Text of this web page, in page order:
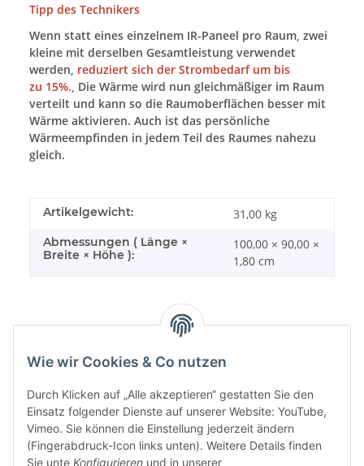
Tipp des Technikers
Wenn statt eines einzelnem IR-Paneel pro Raum, zwei
kleine mit derselben Gesamtleistung verwendet
werden, reduziert sich der Strombedarf um bis
zu 15%., Die Wärme wird nun gleichmäßiger im Raum
verteilt und kann so die Raumoberflächen besser mit
Wärme aktivieren. Auch ist das persönliche
Wärmeempfinden in jedem Teil des Raumes nahezu
gleich.
Artikelgewicht: 31,00 kg
Abmessungen ( Länge ×
Breite × Höhe ):
100,00 × 90,00 ×
1,80 cm
Sonstiges
Wie wir Cookies & Co nutzen
Durch Klicken auf „Alle akzeptieren“ gestatten Sie den
Einsatz folgender Dienste auf unserer Website: YouTube,
Vimeo. Sie können die Einstellung jederzeit ändern
(Fingerabdruck-Icon links unten). Weitere Details finden
Sie unte Konfigurieren und in unserer